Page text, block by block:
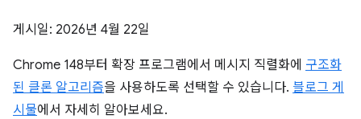
게시일: 2026년 4월 22일
Chrome 148부터 확장 프로그램에서 메시지 직렬화에 구조화
된 클론 알고리즘을 사용하도록 선택할 수 있습니다. 블로그 게
시물에서 자세히 알아보세요.